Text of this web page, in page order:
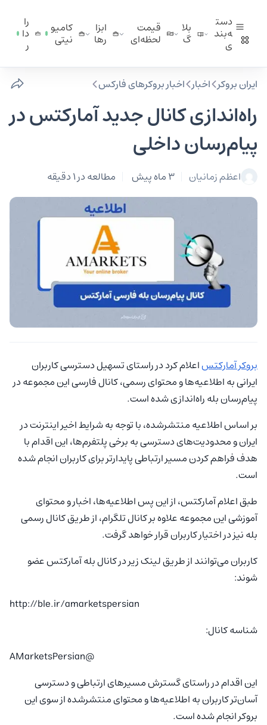
دست
ه‌بند
ی
بلا
گ
قیمت
لحظه‌ای
ابزا
ر‌ها
کامیو
نیتی
را
دا
ر
ایران بروکر اخبار اخبار بروکرهای فارکس
راه‌اندازی کانال جدید آمارکتس در
پیام‌رسان داخلی
اعظم زمانیان 3 ماه پیش مطالعه در 1 دقیقه
بروکر آمارکتساعلام کرد در راستای تسهیل دسترسی کاربران
ایرانی به اطلاعیه‌ها و محتوای رسمی، کانال فارسی این مجموعه در
پیام‌رسان بله راه‌اندازی شده است.
بر اساس اطلاعیه منتشرشده، با توجه به شرایط اخیر اینترنت در
ایران و محدودیت‌های دسترسی به برخی پلتفرم‌ها، این اقدام با
هدف فراهم کردن مسیر ارتباطی پایدارتر برای کاربران انجام شده
است.
طبق اعلام آمارکتس، از این پس اطلاعیه‌ها، اخبار و محتوای
آموزشی این مجموعه علاوه بر کانال تلگرام، از طریق کانال رسمی
بله نیز در اختیار کاربران قرار خواهد گرفت.
کاربران می‌توانند از طریق لینک زیر در کانال بله آمارکتس عضو
شوند:
http://ble.ir/amarketspersian
شناسه کانال:
@AMarketsPersian
این اقدام در راستای گسترش مسیرهای ارتباطی و دسترسی
آسان‌تر کاربران به اطلاعیه‌ها و محتوای منتشرشده از سوی این
بروکر انجام شده است.